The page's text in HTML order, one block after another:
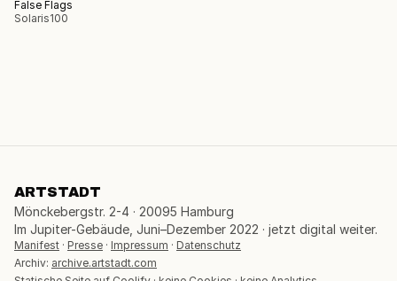
False Flags
Solaris100
ARTSTADT
Mönckebergstr. 2-4 · 20095 Hamburg
Im Jupiter-Gebäude, Juni–Dezember 2022 · jetzt digital weiter.
Manifest · Presse · Impressum · Datenschutz
Archiv: archive.artstadt.com